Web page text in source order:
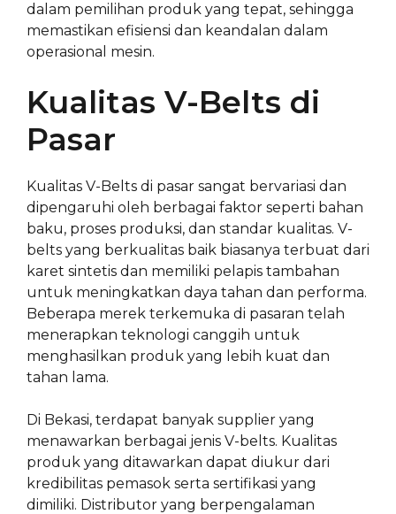
dalam pemilihan produk yang tepat, sehingga
memastikan efisiensi dan keandalan dalam
operasional mesin.
Kualitas V-Belts di
Pasar
Kualitas V-Belts di pasar sangat bervariasi dan
dipengaruhi oleh berbagai faktor seperti bahan
baku, proses produksi, dan standar kualitas. V-
belts yang berkualitas baik biasanya terbuat dari
karet sintetis dan memiliki pelapis tambahan
untuk meningkatkan daya tahan dan performa.
Beberapa merek terkemuka di pasaran telah
menerapkan teknologi canggih untuk
menghasilkan produk yang lebih kuat dan
tahan lama.
Di Bekasi, terdapat banyak supplier yang
menawarkan berbagai jenis V-belts. Kualitas
produk yang ditawarkan dapat diukur dari
kredibilitas pemasok serta sertifikasi yang
dimiliki. Distributor yang berpengalaman